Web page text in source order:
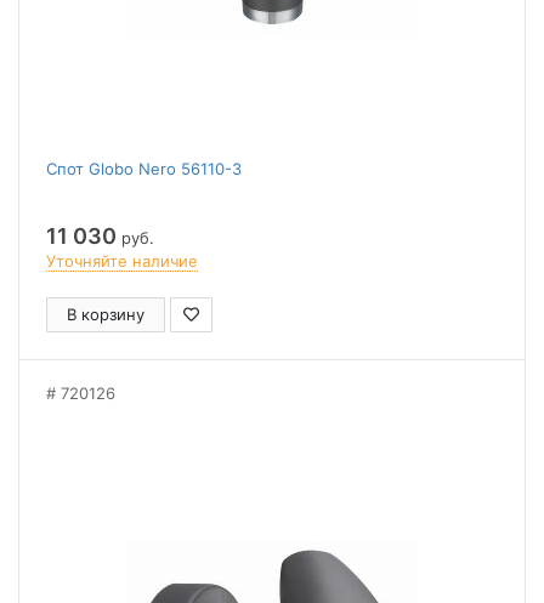
Спот Globo Nero 56110-3
11 030 руб.
Уточняйте наличие
В корзину
720126